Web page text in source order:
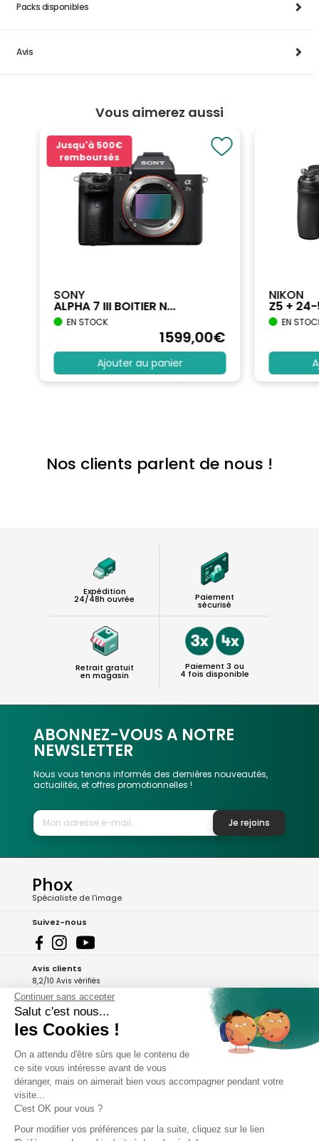
Packs disponibles
Avis
Vous aimerez aussi
Jusqu'à 500€
remboursés
SONY
ALPHA 7 III BOITIER N...
EN STOCK
1599,00€
Ajouter au panier
NIKON
Z5 +
EN
Nos clients parlent de nous !
Expédition
24/48h ouvrée Paiement
sécurisé
Retrait gratuit
en magasin
Paiement 3 ou
4 fois disponible
ABONNEZ-VOUS A NOTRE
NEWSLETTER
Nous vous tenons informés des dernières nouveautés,
actualités, et offres promotionnelles !
Je rejoins
Phox
Spécialiste de l'image
Suivez-nous
Avis clients
8,2/10 Avis vérifiés
L'Appli Phox
A propos de Phox
Services et garanties
Continuer sans accepter
Salut c'est nous...
les Cookies !
On a attendu d'être sûrs que le contenu de
ce site vous intéresse avant de vous
déranger, mais on aimerait bien vous accompagner pendant votre
visite...
C'est OK pour vous ?
Pour modifier vos préférences par la suite, cliquez sur le lien